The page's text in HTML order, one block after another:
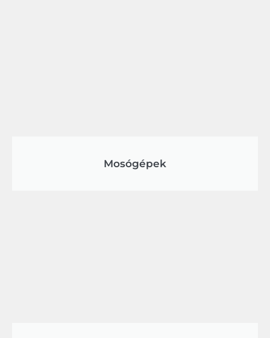
Mosógépek